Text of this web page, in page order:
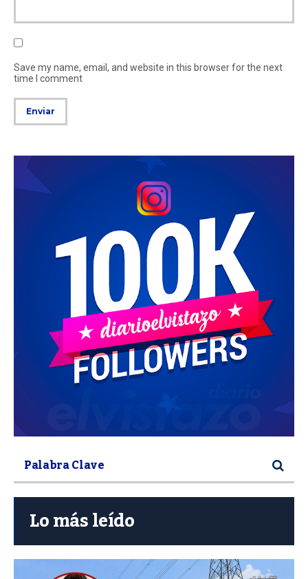
Save my name, email, and website in this browser for the next
time I comment
Lo más leído